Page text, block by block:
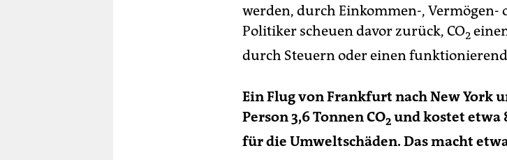
werden, durch Einkommen-, Vermögen-
Politiker scheuen davor zurück, CO2
durch Steuern oder einen
Ein Flug von Frankfurt nach New York
Person 3,6 Tonnen CO2 und kostet etwa
für die Umweltschäden. Das macht